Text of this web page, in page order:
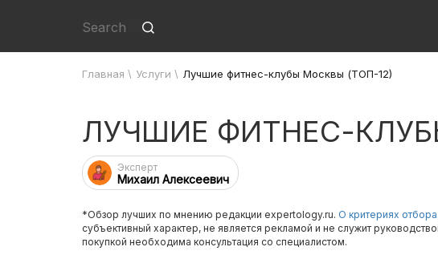
Главная \ Услуги \ Лучшие фитнес-клубы Москвы (ТОП-12)
ЛУЧШИЕ ФИТНЕС-
Эксперт
Михаил Алексеевич
*Обзор лучших по мнению редакции expertology.ru. О критериях отбора.
субъективный характер, не является рекламой и не служит
покупкой необходима консультация со специалистом.